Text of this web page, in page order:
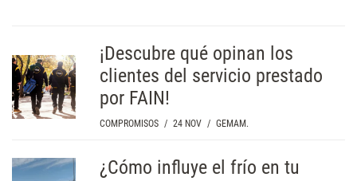
¡Descubre qué opinan los
clientes del servicio prestado
por FAIN!
COMPROMISOS / 24 NOV / GEMAM.
¿Cómo influye el frío en tu